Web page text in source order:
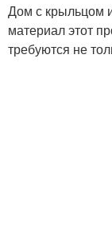
Дом с крыльцом
материал этот
требуются не